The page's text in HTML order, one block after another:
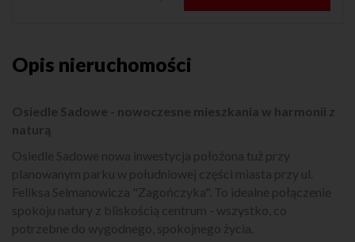
Opis nieruchomości
Osiedle Sadowe - nowoczesne mieszkania w harmonii z
naturą
Osiedle Sadowe nowa inwestycja położona tuż przy
planowanym parku w południowej części miasta przy ul.
Feliksa Selmanowicza "Zagończyka". To idealne połączenie
spokoju natury z bliskością centrum - wszystko, co
potrzebne do wygodnego, spokojnego życia.